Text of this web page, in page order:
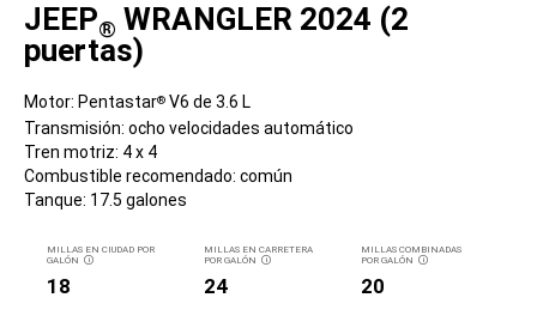
JEEP® WRANGLER 2024 (2
puertas)
Motor: Pentastar® V6 de 3.6 L
Transmisión: ocho velocidades automático
Tren motriz: 4 x 4
Combustible recomendado: común
Tanque: 17.5 galones
MILLAS EN CIUDAD POR
GALÓN
DISCLOSURE
18
MILLAS EN CARRETERA
POR GALÓN
DISCLOSURE
24
MILLAS COMBINADAS
POR GALÓN
DISCLOSURE
20